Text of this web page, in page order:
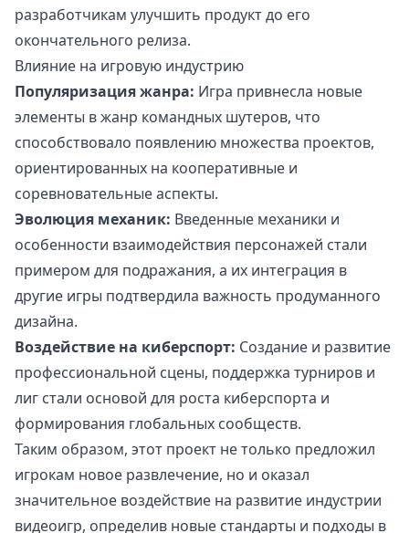
разработчикам улучшить продукт до его
окончательного релиза.
Влияние на игровую индустрию
Популяризация жанра: Игра привнесла новые
элементы в жанр командных шутеров, что
способствовало появлению множества проектов,
ориентированных на кооперативные и
соревновательные аспекты.
Эволюция механик: Введенные механики и
особенности взаимодействия персонажей стали
примером для подражания, а их интеграция в
другие игры подтвердила важность продуманного
дизайна.
Воздействие на киберспорт: Создание и развитие
профессиональной сцены, поддержка турниров и
лиг стали основой для роста киберспорта и
формирования глобальных сообществ.
Таким образом, этот проект не только предложил
игрокам новое развлечение, но и оказал
значительное воздействие на развитие индустрии
видеоигр, определив новые стандарты и подходы в